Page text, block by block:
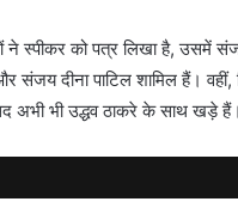
ने स्पीकर को पत्र लिखा है,
संजय दीना पाटिल शामिल हैं।
अभी भी उद्धव ठाकरे के साथ खड़े हैं।